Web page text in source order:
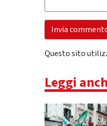
Questo sito
Leggi